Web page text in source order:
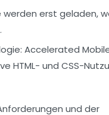
werden erst geladen,
Accelerated
HTML- und CSS-
und der